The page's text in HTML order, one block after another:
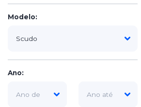
Modelo:
Ano: